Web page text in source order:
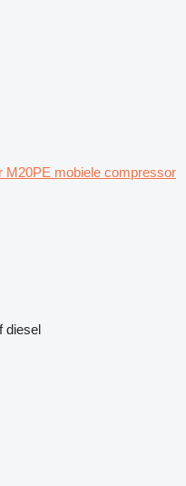
M20PE mobiele compressor
diesel